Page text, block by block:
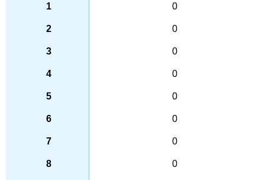
0
0
0
0
0
0
0
0